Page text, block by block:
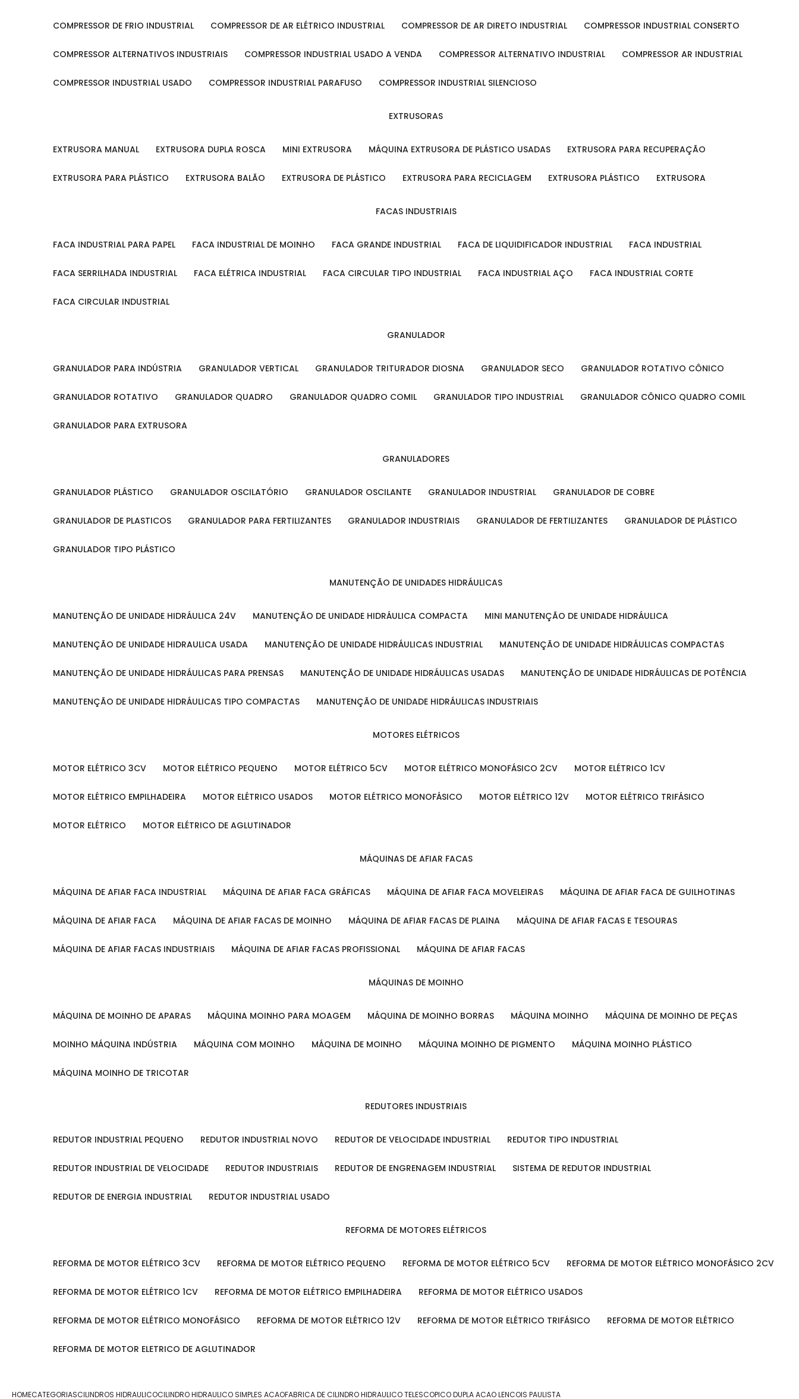
COMPRESSOR DE FRIO INDUSTRIAL COMPRESSOR DE AR ELÉTRICO INDUSTRIAL COMPRESSOR DE AR DIRETO INDUSTRIAL COMPRESSOR INDUSTRIAL CONSERTO
COMPRESSOR ALTERNATIVOS INDUSTRIAIS COMPRESSOR INDUSTRIAL USADO A VENDA COMPRESSOR ALTERNATIVO INDUSTRIAL COMPRESSOR AR INDUSTRIAL
COMPRESSOR INDUSTRIAL USADO COMPRESSOR INDUSTRIAL PARAFUSO COMPRESSOR INDUSTRIAL SILENCIOSO
EXTRUSORAS
EXTRUSORA MANUAL EXTRUSORA DUPLA ROSCA MINI EXTRUSORA MÁQUINA EXTRUSORA DE PLÁSTICO USADAS EXTRUSORA PARA RECUPERAÇÃO
EXTRUSORA PARA PLÁSTICO EXTRUSORA BALÃO EXTRUSORA DE PLÁSTICO EXTRUSORA PARA RECICLAGEM EXTRUSORA PLÁSTICO EXTRUSORA
FACAS INDUSTRIAIS
FACA INDUSTRIAL PARA PAPEL FACA INDUSTRIAL DE MOINHO FACA GRANDE INDUSTRIAL FACA DE LIQUIDIFICADOR INDUSTRIAL FACA INDUSTRIAL
FACA SERRILHADA INDUSTRIAL FACA ELÉTRICA INDUSTRIAL FACA CIRCULAR TIPO INDUSTRIAL FACA INDUSTRIAL AÇO FACA INDUSTRIAL CORTE
FACA CIRCULAR INDUSTRIAL
GRANULADOR
GRANULADOR PARA INDÚSTRIA GRANULADOR VERTICAL GRANULADOR TRITURADOR DIOSNA GRANULADOR SECO GRANULADOR ROTATIVO CÔNICO
GRANULADOR ROTATIVO GRANULADOR QUADRO GRANULADOR QUADRO COMIL GRANULADOR TIPO INDUSTRIAL GRANULADOR CÔNICO QUADRO COMIL
GRANULADOR PARA EXTRUSORA
GRANULADORES
GRANULADOR PLÁSTICO GRANULADOR OSCILATÓRIO GRANULADOR OSCILANTE GRANULADOR INDUSTRIAL GRANULADOR DE COBRE
GRANULADOR DE PLASTICOS GRANULADOR PARA FERTILIZANTES GRANULADOR INDUSTRIAIS GRANULADOR DE FERTILIZANTES GRANULADOR DE PLÁSTICO
GRANULADOR TIPO PLÁSTICO
MANUTENÇÃO DE UNIDADES HIDRÁULICAS
MANUTENÇÃO DE UNIDADE HIDRÁULICA 24V MANUTENÇÃO DE UNIDADE HIDRÁULICA COMPACTA MINI MANUTENÇÃO DE UNIDADE HIDRÁULICA
MANUTENÇÃO DE UNIDADE HIDRAULICA USADA MANUTENÇÃO DE UNIDADE HIDRÁULICAS INDUSTRIAL MANUTENÇÃO DE UNIDADE HIDRÁULICAS COMPACTAS
MANUTENÇÃO DE UNIDADE HIDRÁULICAS PARA PRENSAS MANUTENÇÃO DE UNIDADE HIDRÁULICAS USADAS MANUTENÇÃO DE UNIDADE HIDRÁULICAS DE POTÊNCIA
MANUTENÇÃO DE UNIDADE HIDRÁULICAS TIPO COMPACTAS MANUTENÇÃO DE UNIDADE HIDRÁULICAS INDUSTRIAIS
MOTORES ELÉTRICOS
MOTOR ELÉTRICO 3CV MOTOR ELÉTRICO PEQUENO MOTOR ELÉTRICO 5CV MOTOR ELÉTRICO MONOFÁSICO 2CV MOTOR ELÉTRICO 1CV
MOTOR ELÉTRICO EMPILHADEIRA MOTOR ELÉTRICO USADOS MOTOR ELÉTRICO MONOFÁSICO MOTOR ELÉTRICO 12V MOTOR ELÉTRICO TRIFÁSICO
MOTOR ELÉTRICO MOTOR ELÉTRICO DE AGLUTINADOR
MÁQUINAS DE AFIAR FACAS
MÁQUINA DE AFIAR FACA INDUSTRIAL MÁQUINA DE AFIAR FACA GRÁFICAS MÁQUINA DE AFIAR FACA MOVELEIRAS MÁQUINA DE AFIAR FACA DE GUILHOTINAS
MÁQUINA DE AFIAR FACA MÁQUINA DE AFIAR FACAS DE MOINHO MÁQUINA DE AFIAR FACAS DE PLAINA MÁQUINA DE AFIAR FACAS E TESOURAS
MÁQUINA DE AFIAR FACAS INDUSTRIAIS MÁQUINA DE AFIAR FACAS PROFISSIONAL MÁQUINA DE AFIAR FACAS
MÁQUINAS DE MOINHO
MÁQUINA DE MOINHO DE APARAS MÁQUINA MOINHO PARA MOAGEM MÁQUINA DE MOINHO BORRAS MÁQUINA MOINHO MÁQUINA DE MOINHO DE PEÇAS
MOINHO MÁQUINA INDÚSTRIA MÁQUINA COM MOINHO MÁQUINA DE MOINHO MÁQUINA MOINHO DE PIGMENTO MÁQUINA MOINHO PLÁSTICO
MÁQUINA MOINHO DE TRICOTAR
REDUTORES INDUSTRIAIS
REDUTOR INDUSTRIAL PEQUENO REDUTOR INDUSTRIAL NOVO REDUTOR DE VELOCIDADE INDUSTRIAL REDUTOR TIPO INDUSTRIAL
REDUTOR INDUSTRIAL DE VELOCIDADE REDUTOR INDUSTRIAIS REDUTOR DE ENGRENAGEM INDUSTRIAL SISTEMA DE REDUTOR INDUSTRIAL
REDUTOR DE ENERGIA INDUSTRIAL REDUTOR INDUSTRIAL USADO
REFORMA DE MOTORES ELÉTRICOS
REFORMA DE MOTOR ELÉTRICO 3CV REFORMA DE MOTOR ELÉTRICO PEQUENO REFORMA DE MOTOR ELÉTRICO 5CV REFORMA DE MOTOR ELÉTRICO MONOFÁSICO 2CV
REFORMA DE MOTOR ELÉTRICO 1CV REFORMA DE MOTOR ELÉTRICO EMPILHADEIRA REFORMA DE MOTOR ELÉTRICO USADOS
REFORMA DE MOTOR ELÉTRICO MONOFÁSICO REFORMA DE MOTOR ELÉTRICO 12V REFORMA DE MOTOR ELÉTRICO TRIFÁSICO REFORMA DE MOTOR ELÉTRICO
REFORMA DE MOTOR ELETRICO DE AGLUTINADOR
HOMECATEGORIASCILINDROS HIDRAULICOCILINDRO HIDRAULICO SIMPLES ACAOFABRICA DE CILINDRO HIDRAULICO TELESCOPICO DUPLA ACAO LENCOIS PAULISTA